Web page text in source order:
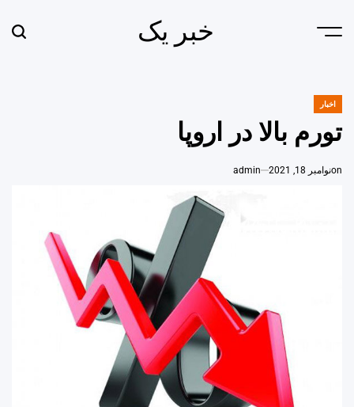
Menu خبر یک
POSTED
اخبار
تورم بالا در اروپا
onنوامبر 18, 2021 admin